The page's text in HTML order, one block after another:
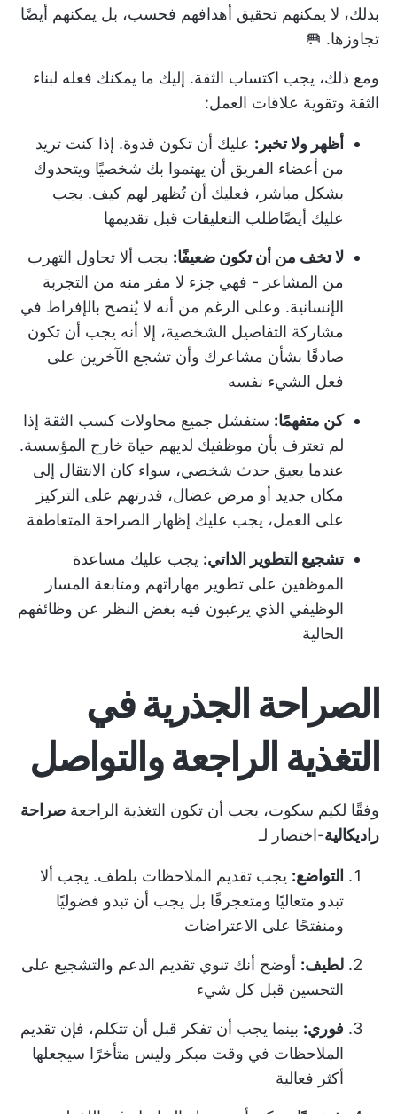
بذلك، لا يمكنهم تحقيق أهدافهم فحسب، بل يمكنهم أيضًا
تجاوزها. 🥅
ومع ذلك، يجب اكتساب الثقة. إليك ما يمكنك فعله لبناء
الثقة وتقوية علاقات العمل:
أظهر ولا تخبر: عليك أن تكون قدوة. إذا كنت تريد
من أعضاء الفريق أن يهتموا بك شخصيًا ويتحدوك
بشكل مباشر، فعليك أن تُظهر لهم كيف. يجب
عليك أيضًاطلب التعليقات قبل تقديمها
لا تخف من أن تكون ضعيفًا: يجب ألا تحاول التهرب
من المشاعر - فهي جزء لا مفر منه من التجربة
الإنسانية. وعلى الرغم من أنه لا يُنصح بالإفراط في
مشاركة التفاصيل الشخصية، إلا أنه يجب أن تكون
صادقًا بشأن مشاعرك وأن تشجع الآخرين على
فعل الشيء نفسه
كن متفهمًا: ستفشل جميع محاولات كسب الثقة إذا
لم تعترف بأن موظفيك لديهم حياة خارج المؤسسة.
عندما يعيق حدث شخصي، سواء كان الانتقال إلى
مكان جديد أو مرض عضال، قدرتهم على التركيز
على العمل، يجب عليك إظهار الصراحة المتعاطفة
تشجيع التطوير الذاتي: يجب عليك مساعدة
الموظفين على تطوير مهاراتهم ومتابعة المسار
الوظيفي الذي يرغبون فيه بغض النظر عن وظائفهم
الحالية
الصراحة الجذرية في
التغذية الراجعة والتواصل
وفقًا لكيم سكوت، يجب أن تكون التغذية الراجعة صراحة
راديكالية-اختصار لـ
التواضع: يجب تقديم الملاحظات بلطف. يجب ألا
تبدو متعاليًا ومتعجرفًا بل يجب أن تبدو فضوليًا
ومنفتحًا على الاعتراضات
لطيف: أوضح أنك تنوي تقديم الدعم والتشجيع على
التحسين قبل كل شيء
فوري: بينما يجب أن تفكر قبل أن تتكلم، فإن تقديم
الملاحظات في وقت مبكر وليس متأخرًا سيجعلها
أكثر فعالية